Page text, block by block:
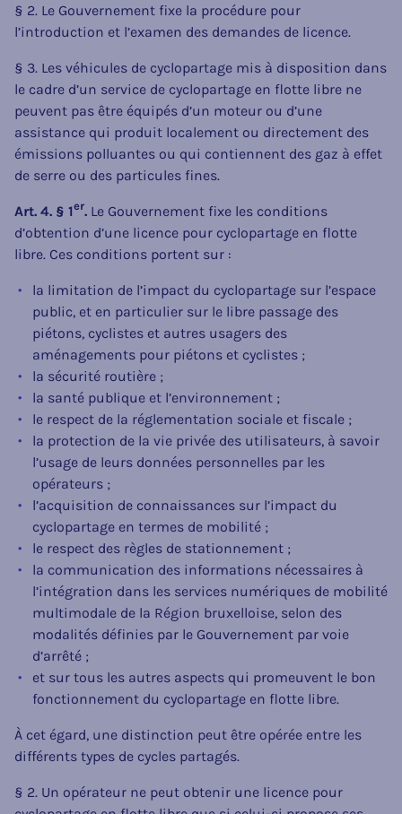
§ 2. Le Gouvernement fixe la procédure pour
l’introduction et l’examen des demandes de licence.
§ 3. Les véhicules de cyclopartage mis à disposition dans
le cadre d’un service de cyclopartage en flotte libre ne
peuvent pas être équipés d’un moteur ou d’une
assistance qui produit localement ou directement des
émissions polluantes ou qui contiennent des gaz à effet
de serre ou des particules fines.
Art. 4. § 1er. Le Gouvernement fixe les conditions
d’obtention d’une licence pour cyclopartage en flotte
libre. Ces conditions portent sur :
la limitation de l’impact du cyclopartage sur l’espace
public, et en particulier sur le libre passage des
piétons, cyclistes et autres usagers des
aménagements pour piétons et cyclistes ;
la sécurité routière ;
la santé publique et l’environnement ;
le respect de la réglementation sociale et fiscale ;
la protection de la vie privée des utilisateurs, à savoir
l’usage de leurs données personnelles par les
opérateurs ;
l’acquisition de connaissances sur l’impact du
cyclopartage en termes de mobilité ;
le respect des règles de stationnement ;
la communication des informations nécessaires à
l’intégration dans les services numériques de mobilité
multimodale de la Région bruxelloise, selon des
modalités définies par le Gouvernement par voie
d’arrêté ;
et sur tous les autres aspects qui promeuvent le bon
fonctionnement du cyclopartage en flotte libre.
À cet égard, une distinction peut être opérée entre les
différents types de cycles partagés.
§ 2. Un opérateur ne peut obtenir une licence pour